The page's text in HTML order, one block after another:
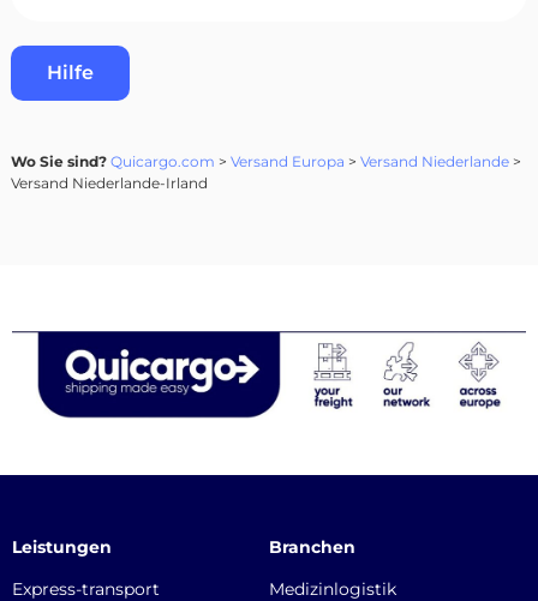
Hilfe
Wo Sie sind? Quicargo.com > Versand Europa > Versand Niederlande>
Versand Niederlande-Irland
Leistungen
Express-transport
Branchen
Medizinlogistik